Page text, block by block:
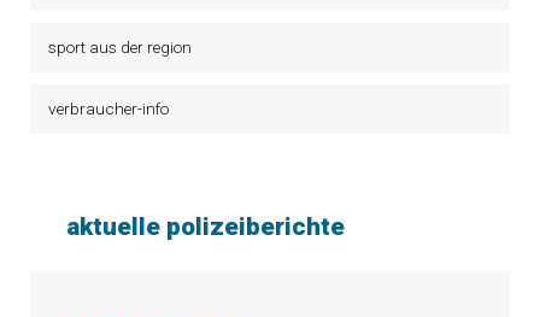
sport aus der region
verbraucher-info
aktuelle polizeiberichte